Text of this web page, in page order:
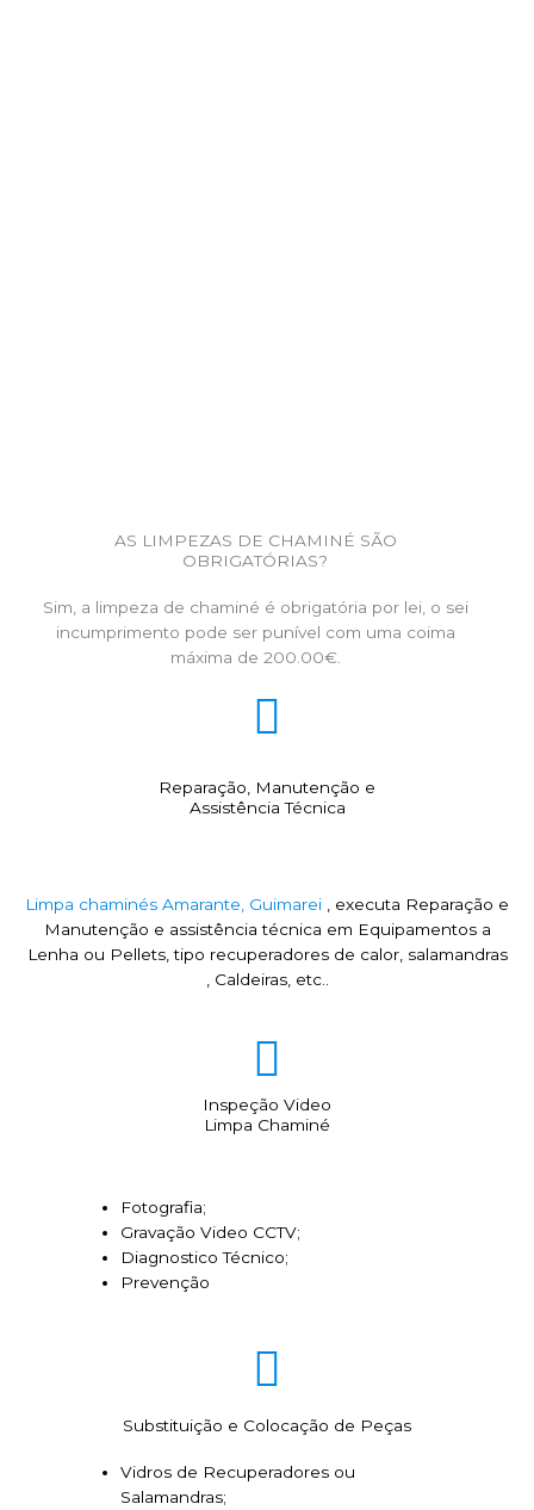
AS LIMPEZAS DE CHAMINÉ SÃO
OBRIGATÓRIAS?
Sim, a limpeza de chaminé é obrigatória por lei, o sei
incumprimento pode ser punível com uma coima
máxima de 200.00€.
Reparação, Manutenção e
Assistência Técnica
Limpa chaminés Amarante, Guimarei , executa Reparação e
Manutenção e assistência técnica em Equipamentos a
Lenha ou Pellets, tipo recuperadores de calor, salamandras
, Caldeiras, etc..
Inspeção Video
Limpa Chaminé
Fotografia;
Gravação Video CCTV;
Diagnostico Técnico;
Prevenção
Substituição e Colocação de Peças
Vidros de Recuperadores ou
Salamandras;